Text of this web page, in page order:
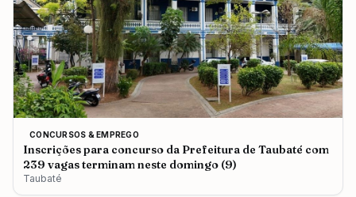
CONCURSOS & EMPREGO
Inscrições para concurso da Prefeitura de Taubaté com
239 vagas terminam neste domingo (9)
Taubaté